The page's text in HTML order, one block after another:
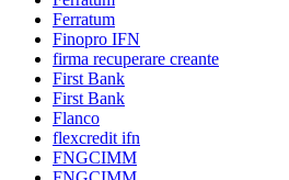
Ferratum
Finopro IFN
firma recuperare creante
First Bank
First Bank
Flanco
flexcredit ifn
FNGCIMM